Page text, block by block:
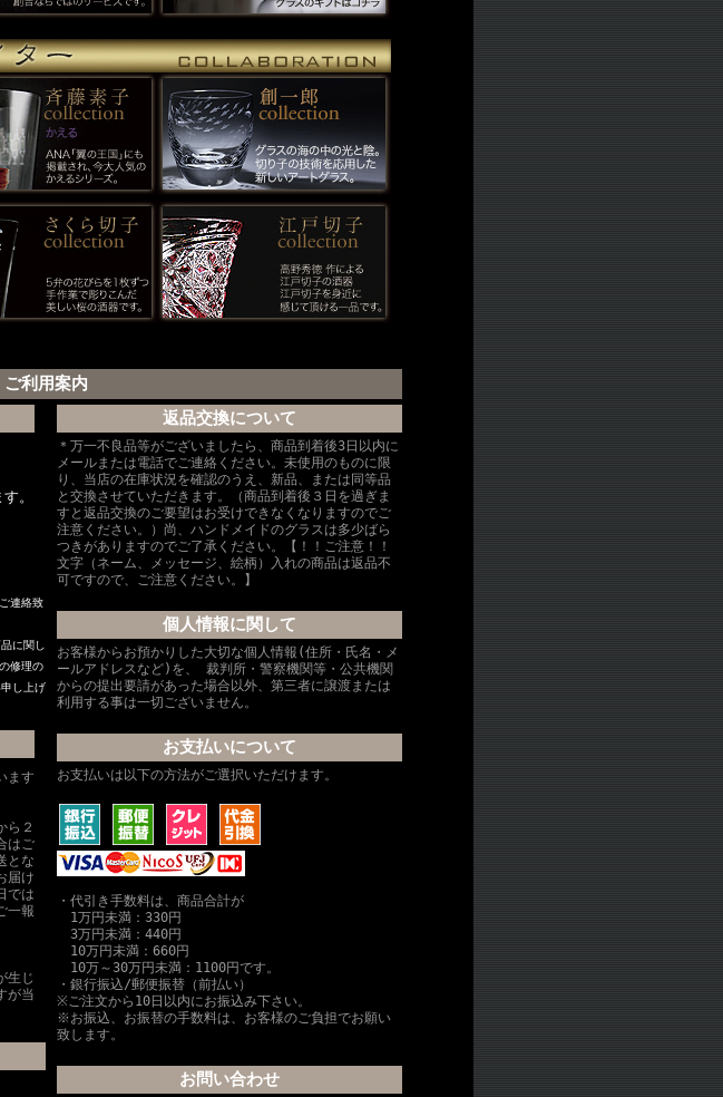
ご利用案内
。
連絡致
に関し
修理の
し上げ
ます
ら２
はご
とな
届け
では
一報
生じ
が当
返品交換について
＊万一不良品等がございましたら、商品到着後3日以内に
メールまたは電話でご連絡ください。未使用のものに限
り、当店の在庫状況を確認のうえ、新品、または同等品
と交換させていただきます。（商品到着後３日を過ぎま
すと返品交換のご要望はお受けできなくなりますのでご
注意ください。）尚、ハンドメイドのグラスは多少ばら
つきがありますのでご了承ください。【！！ご注意！！
文字（ネーム、メッセージ、絵柄）入れの商品は返品不
可ですので、ご注意ください。】
個人情報に関して
お客様からお預かりした大切な個人情報(住所・氏名・メ
ールアドレスなど)を、 裁判所・警察機関等・公共機関
からの提出要請があった場合以外、第三者に譲渡または
利用する事は一切ございません。
お支払いについて
お支払いは以下の方法がご選択いただけます。
・代引き手数料は、商品合計が
1万円未満：330円
3万円未満：440円
10万円未満：660円
10万～30万円未満：1100円です。
・銀行振込/郵便振替（前払い）
※ご注文から10日以内にお振込み下さい。
※お振込、お振替の手数料は、お客様のご負担でお願い
致します。
お問い合わせ